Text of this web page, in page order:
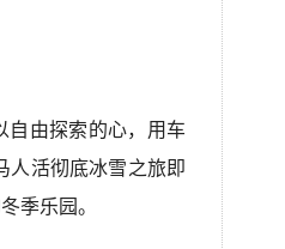
自由探索的心，用车
人活彻底冰雪之旅即
季乐园。